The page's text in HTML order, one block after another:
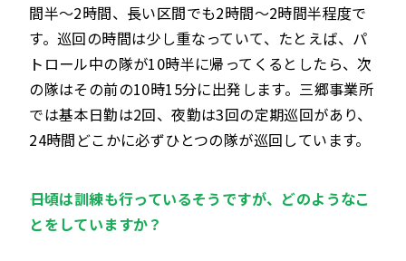
間半〜2時間、長い区間でも2時間〜2時間半程度で
す。巡回の時間は少し重なっていて、たとえば、パ
トロール中の隊が10時半に帰ってくるとしたら、次
の隊はその前の10時15分に出発します。三郷事業所
では基本日勤は2回、夜勤は3回の定期巡回があり、
24時間どこかに必ずひとつの隊が巡回しています。
――日頃は訓練も行っているそうですが、どのようなこ
とをしていますか？